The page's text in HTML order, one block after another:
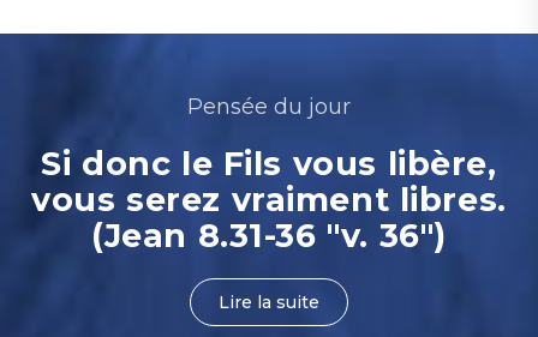
Pensée du jour
Si donc le Fils vous libère,
vous serez vraiment libres.
(Jean 8.31-36 "v. 36")
Lire la suite